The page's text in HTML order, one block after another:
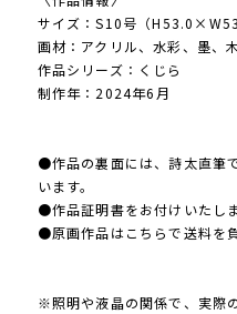
サイズ：S10号（
画材：アクリル、水彩、墨、
作品シリーズ：くじら
制作年：2024年6月
●作品の裏面には、詩太直筆
います。
●作品証明書をお付けいたしま
●原画作品はこちらで送料を
※照明や液晶の関係で、実際